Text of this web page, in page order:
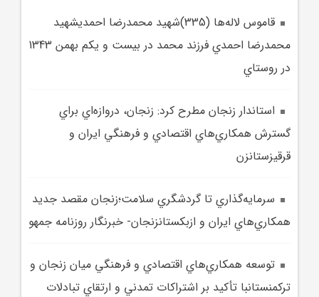
قاموس لاله‌ها (335)شهيد محمدرضا احمديشهيد
محمدرضا احمدي فرزند محمد در بيست و يکم بهمن 1343
در روستاي
استاندار زنجان مطرح کرد: زنجان، دروازه‌اي براي
گسترش همکاري‌هاي اقتصادي و فرهنگي ايران و
قرقيزستانزن
سرمايه‌گذاري تا گردشگري سلامت؛زنجان مقصد جديد
همکاري‌هاي ايران و ازبکستانزنجان- خبرنگار روزنامه جمهو
توسعه همکاري‌هاي اقتصادي و فرهنگي ميان زنجان و
ترکمنستانبا تأکيد بر اشتراکات تمدني و ارتقاي تبادلات